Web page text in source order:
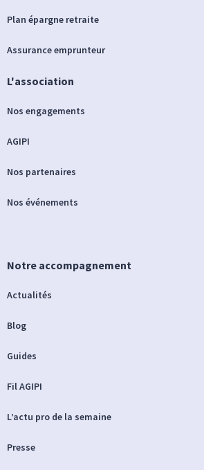
Plan épargne retraite
Assurance emprunteur
L'association
Nos engagements
AGIPI
Nos partenaires
Nos événements
Notre accompagnement
Actualités
Blog
Guides
Fil AGIPI
L’actu pro de la semaine
Presse